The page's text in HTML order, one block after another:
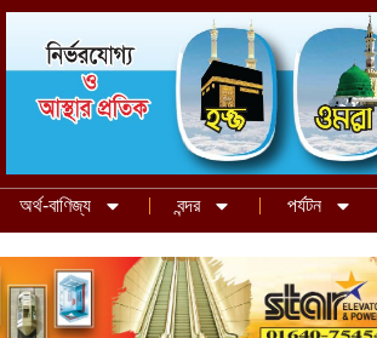
অর্থ-বাণিজ্য বন্দর পর্যটন